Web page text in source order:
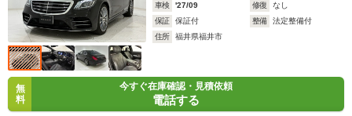
車検
'27/09 修復
なし
保証
保証付 整備
法定整備付
住所
福井県福井市
無
料
今すぐ在庫確認・見積依頼
電話する